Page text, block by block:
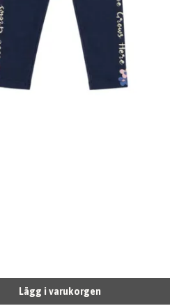
Lägg i varukorgen